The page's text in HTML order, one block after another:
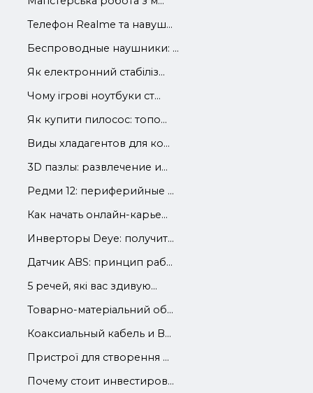
Телефон Realme та навуш...
Беспроводные наушники: ...
Як електронний стабіліз...
Чому ігрові ноутбуки ст...
Як купити пилосос: топо...
Виды хладагентов для ко...
3D пазлы: развлечение и...
Редми 12: периферийные ...
Как начать онлайн-карье...
Инверторы Deye: получит...
Датчик ABS: принцип раб...
5 речей, які вас здивую...
Товарно-матеріальний об...
Коаксиальный кабель и В...
Пристрої для створення ...
Почему стоит инвестиров...